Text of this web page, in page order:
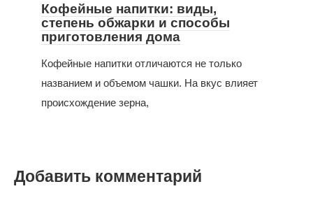
Кофейные напитки: виды,
степень обжарки и способы
приготовления дома
Кофейные напитки отличаются не только
названием и объемом чашки. На вкус влияет
происхождение зерна,
Добавить комментарий